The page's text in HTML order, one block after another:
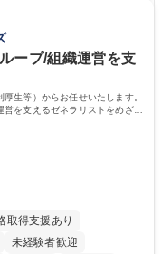
ープ/組織運営を支
生等）からお任せいたします。
を支えるゼネラリストをめざせ
取得支援あり
未経験者歓迎